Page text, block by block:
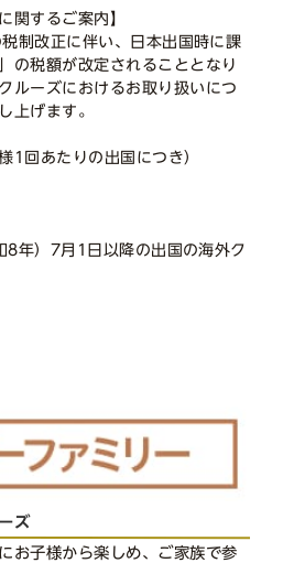
関するご案内】
制改正に伴い、日本出国時に課
の税額が改定されることとなり
ルーズにおけるお取り扱いにつ
上げます。
1回あたりの出国につき）
年）7月1日以降の出国の海外ク
ズ
お子様から楽しめ、ご家族で参